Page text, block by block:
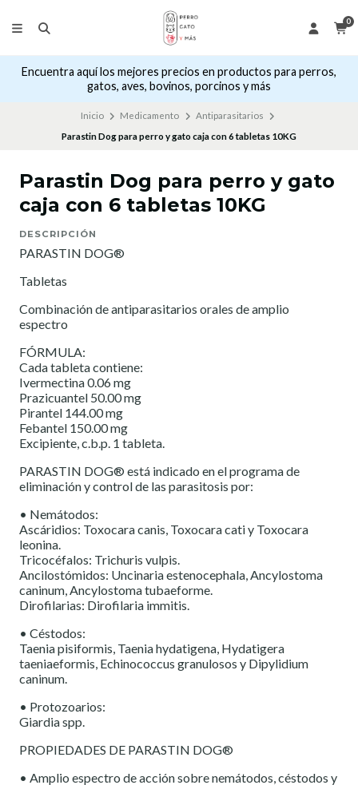
0
Encuentra aquí los mejores precios en productos para perros,
gatos, aves, bovinos, porcinos y más
Inicio Medicamento
Antiparasitarios
Parastin Dog para perro y gato caja con 6 tabletas 10KG
Parastin Dog para perro y gato
caja con 6 tabletas 10KG
DESCRIPCIÓN
PARASTIN DOG®
Tabletas
Combinación de antiparasitarios orales de amplio
espectro
FÓRMULA:
Cada tableta contiene:
Ivermectina 0.06 mg
Prazicuantel 50.00 mg
Pirantel 144.00 mg
Febantel 150.00 mg
Excipiente, c.b.p. 1 tableta.
PARASTIN DOG® está indicado en el programa de
eliminación y control de las parasitosis por:
• Nemátodos:
Ascáridios: Toxocara canis, Toxocara cati y Toxocara
leonina.
Tricocéfalos: Trichuris vulpis.
Ancilostómidos: Uncinaria estenocephala, Ancylostoma
caninum, Ancylostoma tubaeforme.
Dirofilarias: Dirofilaria immitis.
• Céstodos:
Taenia pisiformis, Taenia hydatigena, Hydatigera
taeniaeformis, Echinococcus granulosos y Dipylidium
caninum.
• Protozoarios:
Giardia spp.
PROPIEDADES DE PARASTIN DOG®
• Amplio espectro de acción sobre nemátodos, céstodos y